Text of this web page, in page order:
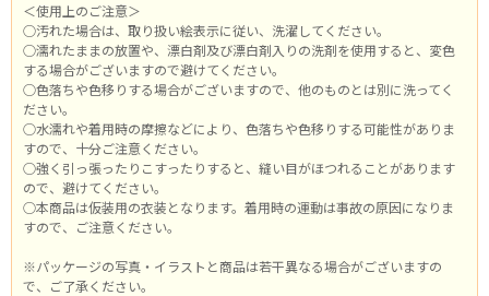
＜使用上のご注意＞
○汚れた場合は、取り扱い絵表示に従い、洗濯してください。
○濡れたままの放置や、漂白剤及び漂白剤入りの洗剤を使用すると、変色
する場合がございますので避けてください。
○色落ちや色移りする場合がございますので、他のものとは別に洗ってく
ださい。
○水濡れや着用時の摩擦などにより、色落ちや色移りする可能性がありま
すので、十分ご注意ください。
○強く引っ張ったりこすったりすると、縫い目がほつれることがあります
ので、避けてください。
○本商品は仮装用の衣装となります。着用時の運動は事故の原因になりま
すので、ご注意ください。
※パッケージの写真・イラストと商品は若干異なる場合がございますの
で、ご了承ください。